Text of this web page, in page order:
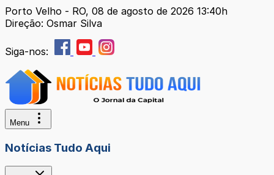
Porto Velho - RO, 08 de agosto de 2026 13:40h
Direção: Osmar Silva
Siga-nos:
Menu
Notícias Tudo Aqui